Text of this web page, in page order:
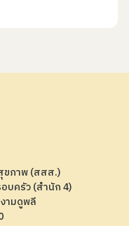
ขภาพ (สสส.)
บครัว (สำนัก 4)
ามดูพลี